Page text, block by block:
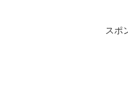
スポ